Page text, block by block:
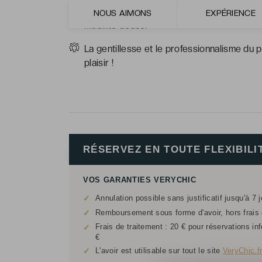
NOUS AIMONS EXPÉRIENCE
La mise à disposition de vélos
La gentillesse et le professionnalisme du
plaisir !
RÉSERVEZ EN TOUTE
VOS GARANTIES VERYCHIC
✓ Annulation possible sans justificatif jusqu'à 7
✓ Remboursement sous forme d'avoir, hors
✓
Frais de traitement : 20 € pour réservations
€
✓ L'avoir est utilisable sur tout le site VeryChic.fr